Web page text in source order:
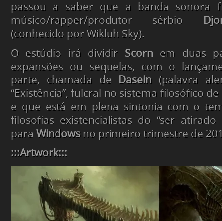
passou a saber que a banda sonora
músico/rapper/produtor sérbio
(conhecido por Wikluh Sky).
O estúdio irá dividir Scornem duas
expansões ou sequelas, com o
parte, chamada de
Dasein (palavra
“Existência”, fulcral no sistema filosófico de
e que está em plena sintonia com o
filosofias existencialistas do “ser
para Windowsno primeiro trimestre de
:::Artwork:::